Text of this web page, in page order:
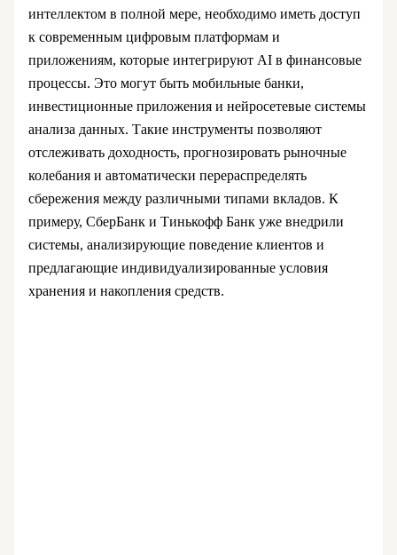
интеллектом в полной мере, необходимо иметь доступ
к современным цифровым платформам и
приложениям, которые интегрируют AI в финансовые
процессы. Это могут быть мобильные банки,
инвестиционные приложения и нейросетевые системы
анализа данных. Такие инструменты позволяют
отслеживать доходность, прогнозировать рыночные
колебания и автоматически перераспределять
сбережения между различными типами вкладов. К
примеру, СберБанк и Тинькофф Банк уже внедрили
системы, анализирующие поведение клиентов и
предлагающие индивидуализированные условия
хранения и накопления средств.